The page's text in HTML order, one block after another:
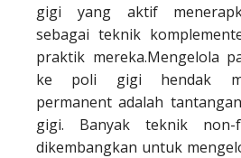
gigi yang aktif
sebagai teknik
praktik mereka.Mengelola
ke poli gigi hendak
permanent adalah
gigi. Banyak teknik non-
dikembangkan untuk